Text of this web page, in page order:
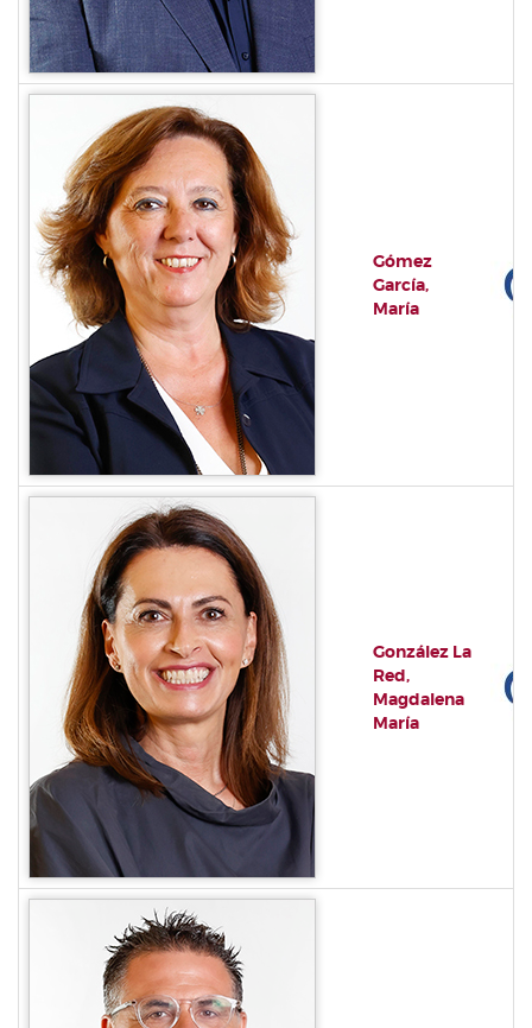
Gómez
García,
María
González La
Red,
Magdalena
María